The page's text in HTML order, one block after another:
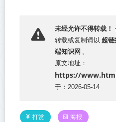
未经允许不得转载！
转载或复制请以 超
端知识网 。
原文地址：
https://
于：2026-05-14
打赏 海报